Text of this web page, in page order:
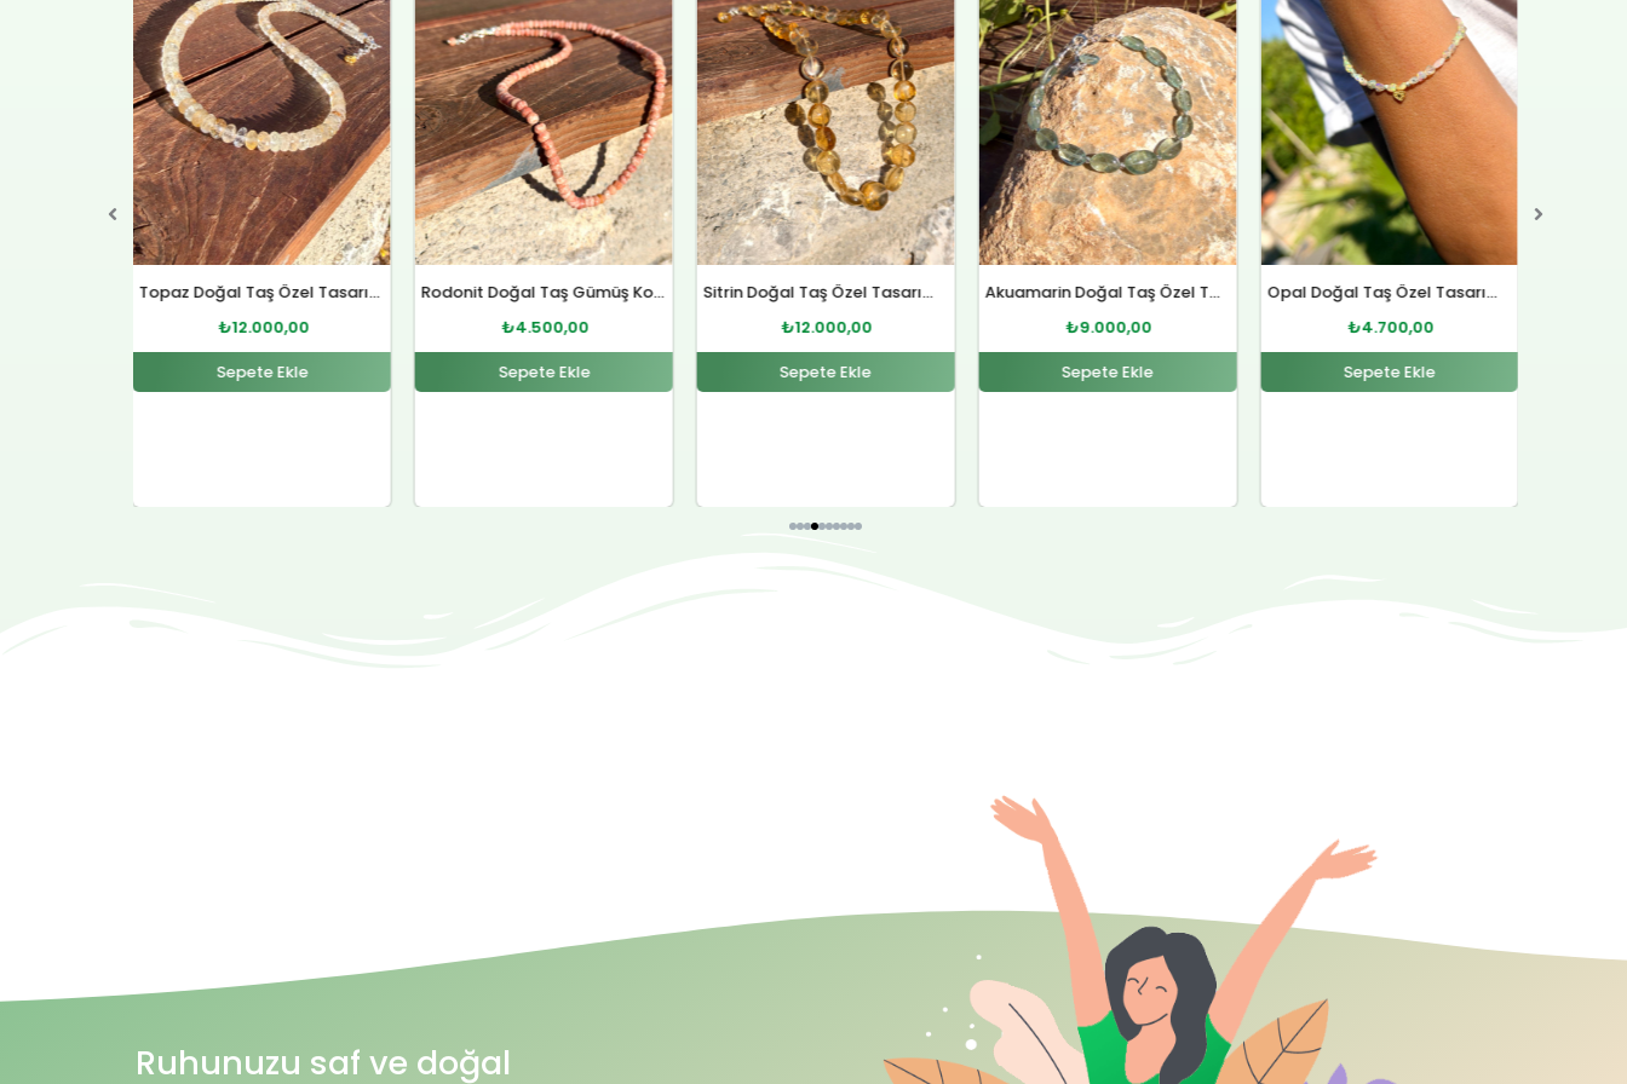
Rodonit Doğal Taş Gümüş Kolye
₺4.500,00
₺4.500,00.
Sepete Ekle
Sitrin Doğal Taş Özel Tasarım Gümüş Kolye
₺12.000,00
₺12.000,00.
Sepete Ekle
Akuamarin Doğal Taş Özel Tasarım Gümüş Bileklik
₺9.000,00
₺9.000,00.
Sepete Ekle
Opal Doğal Taş Özel Tasarım Gümüş Bileklik
₺4.700,00
₺4.700,00.
Sepete Ekle
Lal Doğal Taş Gümüş Yüzük
₺4.500,00
₺4.500,00.
Sepete Ekle
Ruhunuzu saf ve doğal